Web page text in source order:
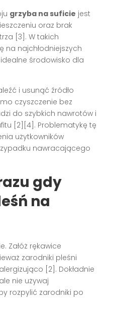
grzyba na suficie jest
oraz brak
[3]. W takich
na najchłodniejszych
środowisko dla
i usunąć źródło
czyszczenie bez
do szybkich nawrotów i
[2][4]. Problematykę tę
użytkowników
nawracającego
gdy
na
Załóż rękawice
zarodniki pleśni
[2]. Dokładnie
nie używaj
rozpylić zarodniki po